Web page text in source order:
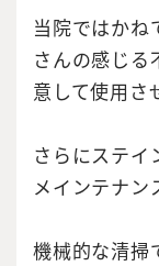
当院ではかね
さんの感じる
意して使用さ
さらにステイ
メインテナン
機械的な清掃